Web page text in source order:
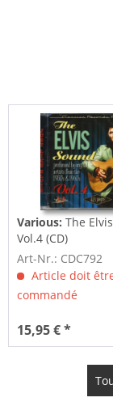
Various: The
Vol.4 (CD)
Art-Nr.: CDC792
Article doit
commandé
15,95 € *